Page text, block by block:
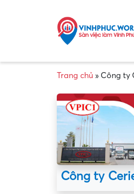
Trang chủ » Công ty
Công ty